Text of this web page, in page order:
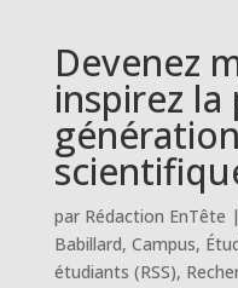
Devenez
inspirez
par Rédaction EnTête |
Babillard, Campus,
étudiants (RSS),